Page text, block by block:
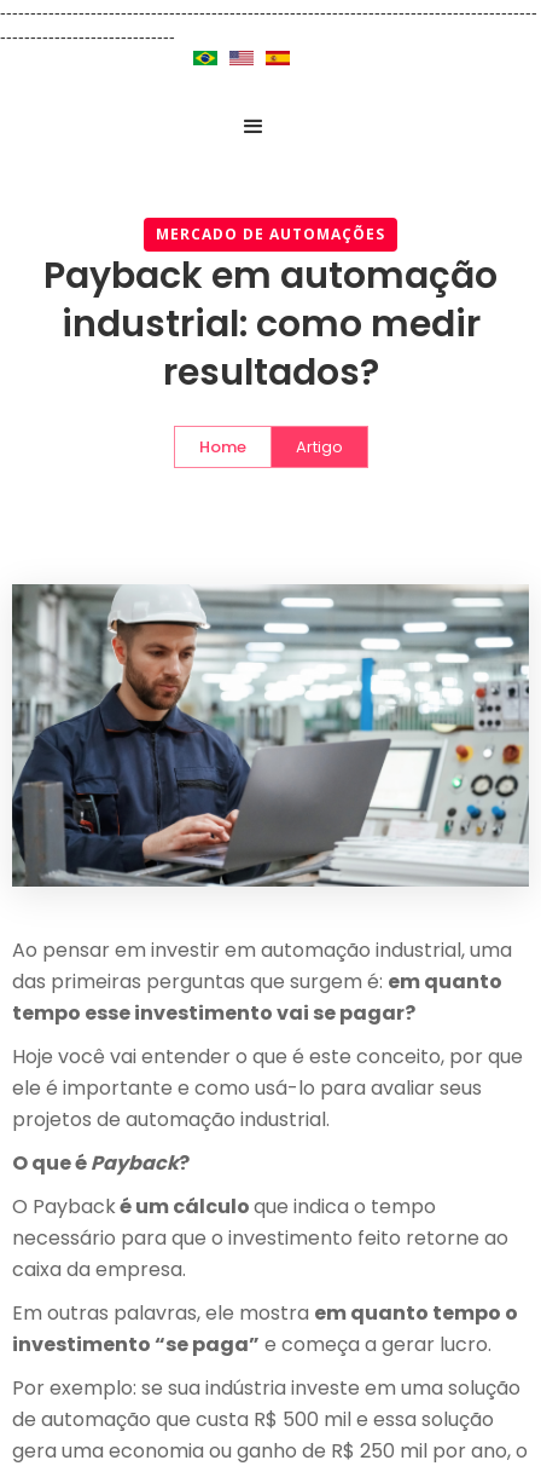
-----------------------------------------------------------------------------------------
-----------------------------
MERCADO DE AUTOMAÇÕES
Payback em automação
industrial: como medir
resultados?
Home Artigo
Ao pensar em investir em automação industrial, uma
das primeiras perguntas que surgem é: em quanto
tempo esse investimento vai se pagar?
Hoje você vai entender o que é este conceito, por que
ele é importante e como usá-lo para avaliar seus
projetos de automação industrial.
O que éPayback?
O Paybacké um cálculoque indica o tempo
necessário para que o investimento feito retorne ao
caixa da empresa.
Em outras palavras, ele mostra em quanto tempo o
investimento “se paga” e começa a gerar lucro.
Por exemplo: se sua indústria investe em uma solução
de automação que custa R$ 500 mil e essa solução
gera uma economia ou ganho de R$ 250 mil por ano, o